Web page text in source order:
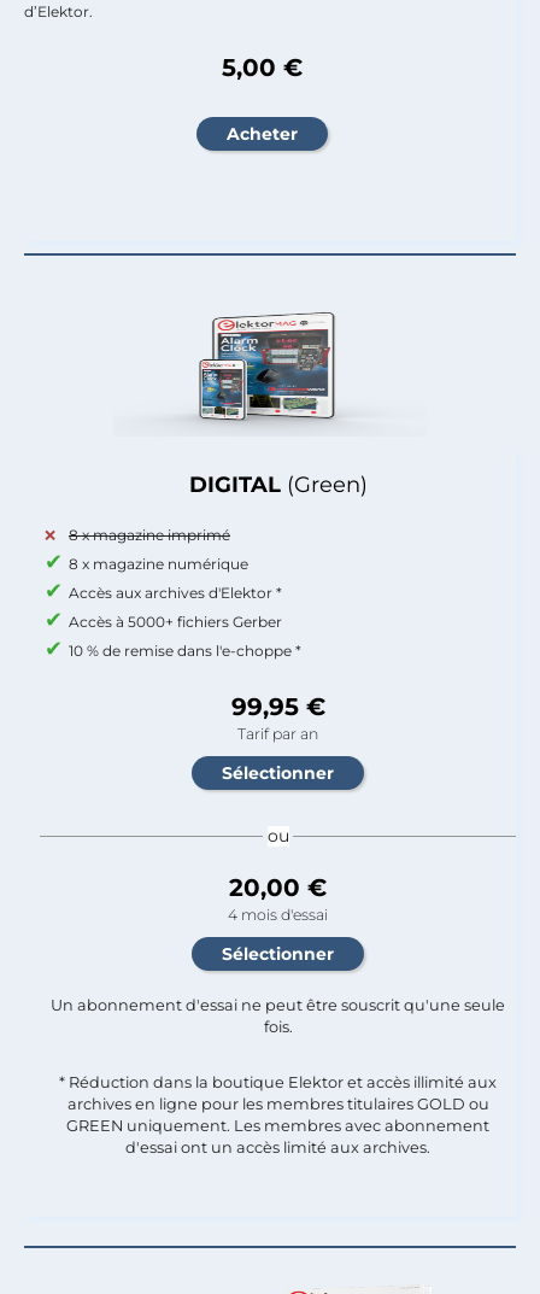
DIGITAL (Green)
8 x magazine imprimé
8 x magazine numérique
Accès aux archives d'Elektor *
Accès à 5000+ fichiers Gerber
10 % de remise dans l'e-choppe *
99,95 €
Tarif par an
ou
20,00 €
4 mois d'essai
Un abonnement d'essai ne peut être souscrit qu'une seule
fois.​
* Réduction dans la boutique Elektor et accès illimité aux
archives en ligne pour les membres titulaires GOLD ou
GREEN uniquement. Les membres avec abonnement
d'essai ont un accès limité aux archives.
d’Elektor.
5,00 €